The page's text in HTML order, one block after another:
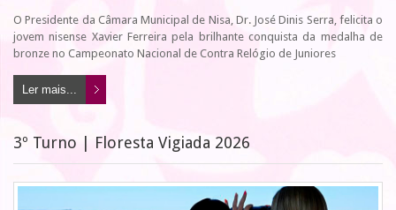
O Presidente da Câmara Municipal de Nisa, Dr. José Dinis Serra, felicita o
jovem nisense Xavier Ferreira pela brilhante conquista da medalha de
bronze no Campeonato Nacional de Contra Relógio de Juniores
Ler mais...
3º Turno | Floresta Vigiada 2026